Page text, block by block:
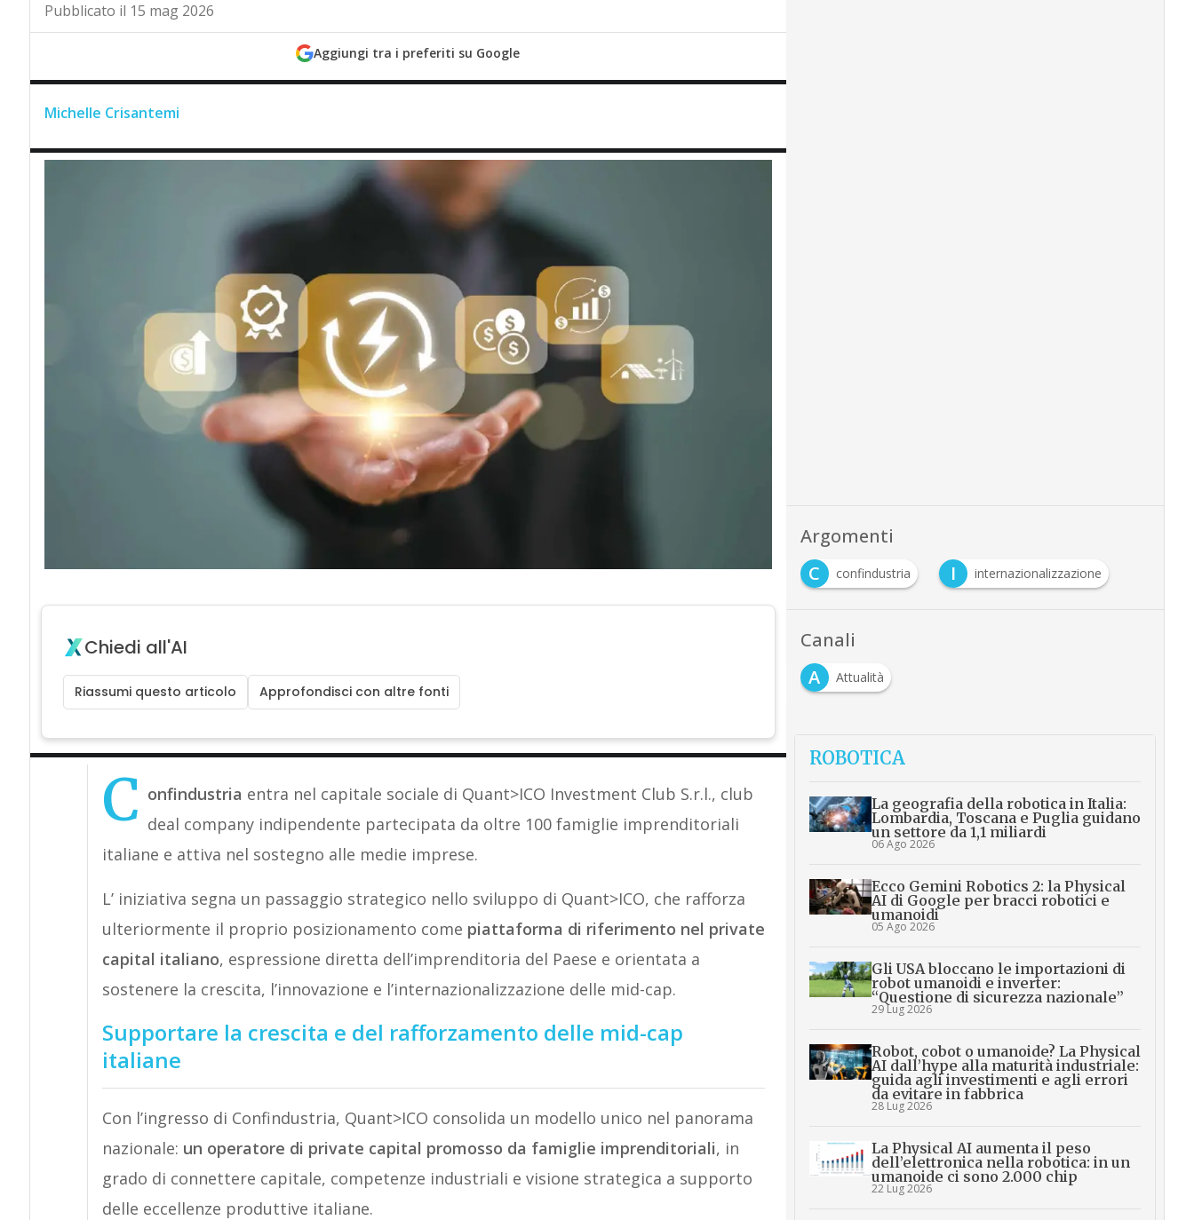
Pubblicato il 15 mag 2026
Aggiungi tra i preferiti su Google
Michelle Crisantemi
Chiedi all'AI
Riassumi questo articolo Approfondisci con altre fonti
C onfindustria entra nel capitale sociale di Quant>ICO Investment Club S.r.l., club
deal company indipendente partecipata da oltre 100 famiglie imprenditoriali
italiane e attiva nel sostegno alle medie imprese.
L’ iniziativa segna un passaggio strategico nello sviluppo di Quant>ICO, che rafforza
ulteriormente il proprio posizionamento come piattaforma di riferimento nel private
capital italiano, espressione diretta dell’imprenditoria del Paese e orientata a
sostenere la crescita, l’innovazione e l’internazionalizzazione delle mid-cap.
Supportare la crescita e del rafforzamento delle mid-cap
italiane
Con l’ingresso di Confindustria, Quant>ICO consolida un modello unico nel panorama
nazionale: un operatore di private capital promosso da famiglie imprenditoriali, in
grado di connettere capitale, competenze industriali e visione strategica a supporto
delle eccellenze produttive italiane.
Argomenti
C
confindustria I internazionalizzazione
Canali
A
Attualità
ROBOTICA
La geografia della robotica in Italia:
Lombardia, Toscana e Puglia guidano
un settore da 1,1 miliardi
06 Ago 2026
Ecco Gemini Robotics 2: la Physical
AI di Google per bracci robotici e
umanoidi
05 Ago 2026
Gli USA bloccano le importazioni di
robot umanoidi e inverter:
“Questione di sicurezza nazionale”
29 Lug 2026
Robot, cobot o umanoide? La Physical
AI dall’hype alla maturità industriale:
guida agli investimenti e agli errori
da evitare in fabbrica
28 Lug 2026
La Physical AI aumenta il peso
dell’elettronica nella robotica: in un
umanoide ci sono 2.000 chip
22 Lug 2026